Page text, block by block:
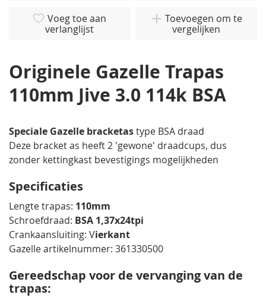
Voeg toe aan
verlanglijst
Toevoegen om te
vergelijken
Originele Gazelle Trapas
110mm Jive 3.0 114k BSA
Speciale Gazelle bracketastype BSA draad
Deze bracket as heeft 2 'gewone' draadcups, dus
zonder kettingkast bevestigings mogelijkheden
Specificaties
Lengte trapas: 110mm
Schroefdraad: BSA 1,37x24tpi
Crankaansluiting: Vierkant
Gazelle artikelnummer: 361330500
Gereedschap voor de vervanging van de
trapas: